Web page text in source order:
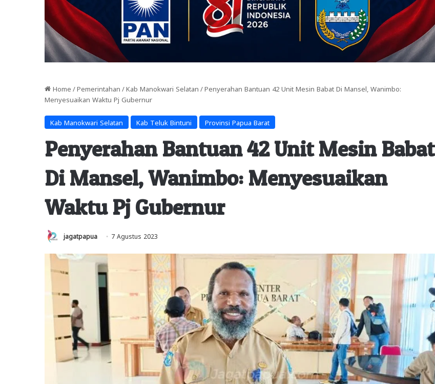
Home / Pemerintahan / Kab Manokwari Selatan / Penyerahan Bantuan 42 Unit Mesin Babat Di Mansel, Wanimbo:
Menyesuaikan Waktu Pj Gubernur
Kab Manokwari Selatan Kab Teluk Bintuni Provinsi Papua Barat
Penyerahan Bantuan 42 Unit Mesin Babat
Di Mansel, Wanimbo: Menyesuaikan
Waktu Pj Gubernur
jagatpapua 7 Agustus 2023